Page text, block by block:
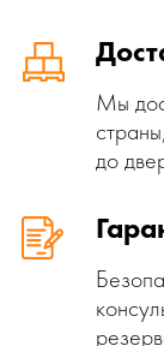
Мы
до